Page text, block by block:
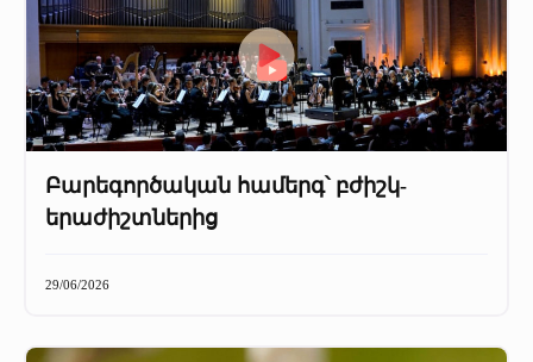
Բարեգործական համերգ՝ բժիշկ-
երաժիշտներից
29/06/2026